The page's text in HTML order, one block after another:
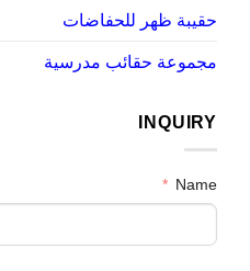
حقيبة ظهر للحفاضات
مجموعة حقائب مدرسية
INQUIRY
Name